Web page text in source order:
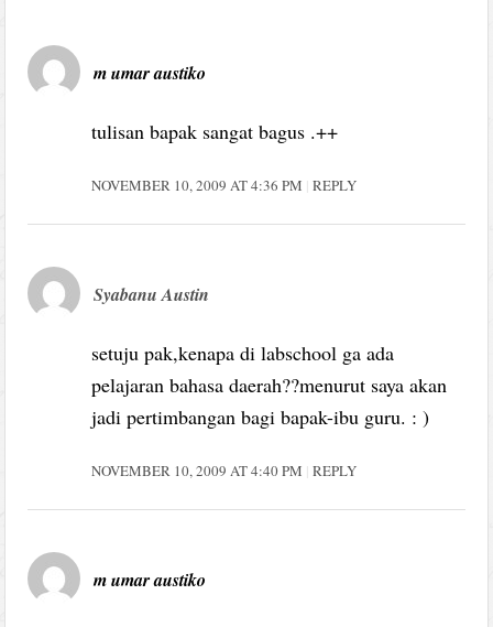
m umar austiko
tulisan bapak sangat bagus .++
NOVEMBER 10, 2009 AT 4:36 PM REPLY
Syabanu Austin
setuju pak,kenapa di labschool ga ada
pelajaran bahasa daerah??menurut saya akan
jadi pertimbangan bagi bapak-ibu guru. : )
NOVEMBER 10, 2009 AT 4:40 PM REPLY
m umar austiko